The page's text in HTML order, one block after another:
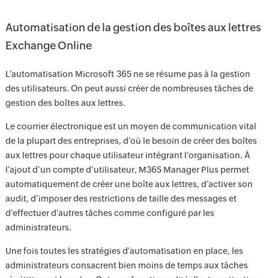
Automatisation de la gestion des boîtes aux lettres
Exchange Online
L’automatisation Microsoft 365 ne se résume pas à la gestion
des utilisateurs. On peut aussi créer de nombreuses tâches de
gestion des boîtes aux lettres.
Le courrier électronique est un moyen de communication vital
de la plupart des entreprises, d’où le besoin de créer des boîtes
aux lettres pour chaque utilisateur intégrant l’organisation. À
l’ajout d’un compte d’utilisateur, M365 Manager Plus permet
automatiquement de créer une boîte aux lettres, d’activer son
audit, d’imposer des restrictions de taille des messages et
d’effectuer d’autres tâches comme configuré par les
administrateurs.
Une fois toutes les stratégies d’automatisation en place, les
administrateurs consacrent bien moins de temps aux tâches